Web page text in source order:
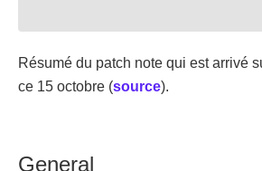
Résumé du patch note qui est arrivé
ce 15 octobre (source).
General